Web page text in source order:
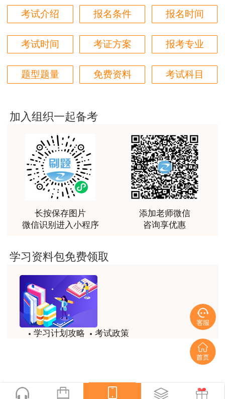
真的是把学习变成自己能理解的语言最重要！
用户m1****88
太喜欢王英老师了
平台历史购买的课程，老师讲的多非常好
老师讲的很细致很认真，课件准备充分也非常有耐
用户m0****88
最棒的预习课
用户m2****66
越听越觉得好
用户m2****66
非常非常非常非常棒！！!！
用户m2****66
非常非常非常非常棒！！!！
土建计量这门课我听了门金瑞和孙琦两位老师的课
试，非常感谢两位老师的课程。
考试介绍 报名条件 报名时间
考试时间 考证方案 报考专业
题型题量 免费资料 考试科目
加入组织一起备考
长按保存图片
微信识别进入小程序
添加老师微信
咨询享优惠
学习资料包免费领取
学习计划攻略
考试政策